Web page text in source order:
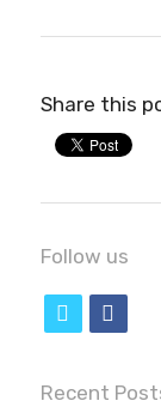
Share this
Follow us
i
c
Recent